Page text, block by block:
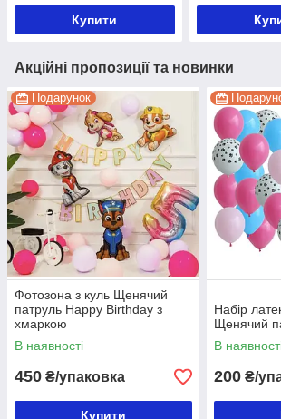
Купити
Акційні пропозиції та новинки
Подарунок
Фотозона з куль Щенячий
патруль Happy Birthday з
хмаркою
В наявності
450 ₴/упаковка
Купити
Набір
Щенячий
В
200 ₴/